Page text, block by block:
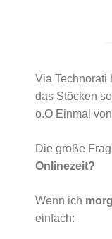
Via Technorati
das Stöcken
o.O Einmal von
Die große
Onlinezeit?
Wenn ich
einfach: